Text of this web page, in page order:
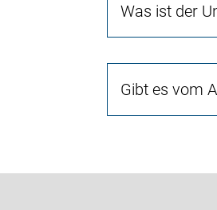
Was ist der
Gibt es vom